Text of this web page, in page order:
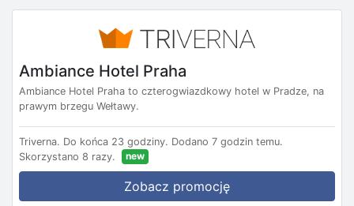
Ambiance Hotel Praha
Ambiance Hotel Praha to czterogwiazdkowy hotel w Pradze, na
prawym brzegu Wełtawy.
Triverna. Do końca 23 godziny. Dodano 7 godzin temu.
Skorzystano 8 razy.
new
Zobacz promocję